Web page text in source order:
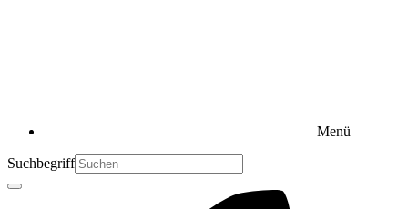
Menü
Suchbegriff